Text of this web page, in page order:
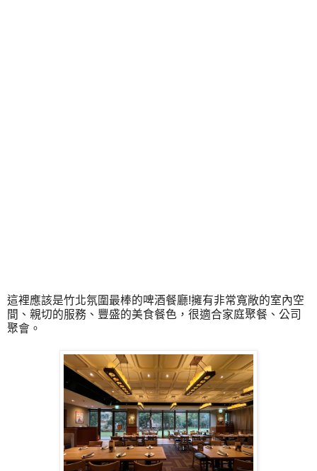
這裡應該是竹北氛圍最棒的啤酒餐廳!擁有非常寬敞的室內空
間、親切的服務、豐盛的美食餐色，很適合家庭聚餐、公司
聚會。